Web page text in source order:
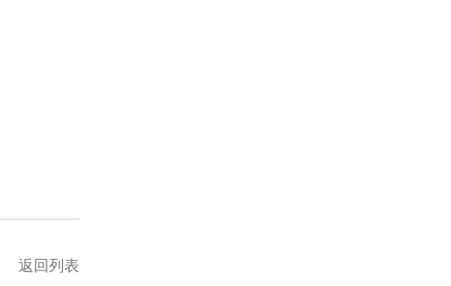
返回列表